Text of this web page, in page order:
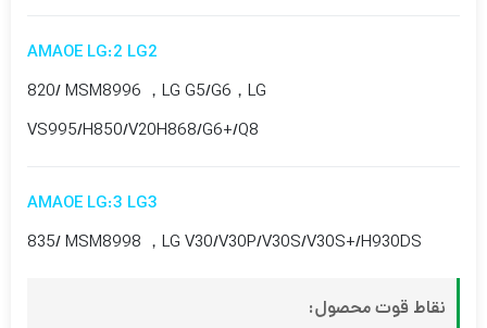
AMAOE LG:2 LG2
820/ MSM8996 ，LG G5/G6，LG
VS995/H850/V20H868/G6+/Q8
AMAOE LG:3 LG3
835/ MSM8998 ，LG V30/V30P/V30S/V30S+/H930DS
نقاط قوت محصول: